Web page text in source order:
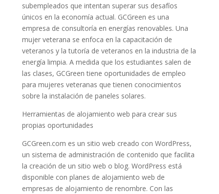
subempleados que intentan superar sus desafíos
únicos en la economía actual. GCGreen es una
empresa de consultoría en energías renovables. Una
mujer veterana se enfoca en la capacitación de
veteranos y la tutoría de veteranos en la industria de la
energía limpia. A medida que los estudiantes salen de
las clases, GCGreen tiene oportunidades de empleo
para mujeres veteranas que tienen conocimientos
sobre la instalación de paneles solares.
Herramientas de alojamiento web para crear sus
propias oportunidades
GCGreen.com es un sitio web creado con WordPress,
un sistema de administración de contenido que facilita
la creación de un sitio web o blog. WordPress está
disponible con planes de alojamiento web de
empresas de alojamiento de renombre. Con las